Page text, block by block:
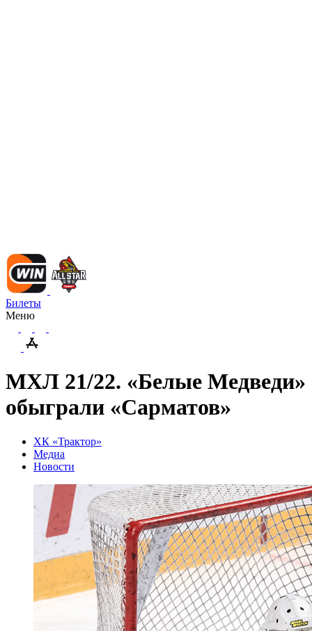
Билеты
Меню
МХЛ 21/22. «Белые Медведи»
обыграли «Сарматов»
ХК «Трактор»
Медиа
Новости